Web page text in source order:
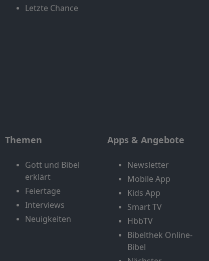
Letzte Chance
Themen
Gott und Bibel
erklärt
Feiertage
Interviews
Neuigkeiten
Apps & Angebote
Newsletter
Mobile App
Kids App
Smart TV
HbbTV
Bibelthek Online-
Bibel